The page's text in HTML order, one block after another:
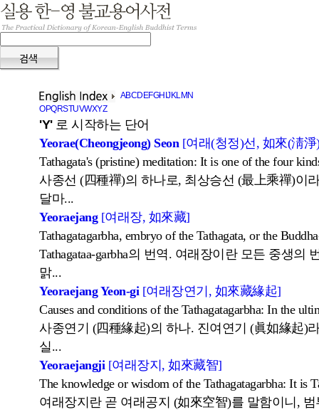
ABCD EFGH IJKLM N
OPQRSTUVWXYZ
'Y'로 시작하는 단어
Yeorae(Cheongjeong) Seon [여래(청정)선, 如來(淸
Tathagata's (pristine) meditation: It is one of the four
사종선 (四種禪)의 하나로, 최상승선 (最上乘禪)이
달마...
Yeoraejang[여래장, 如來藏]
Tathagatagarbha, embryo of the Tathagata, or the
Tathagataa-garbha의 번역. 여래장이란 모든 중생의
맑...
Yeoraejang Yeon-gi [여래장연기, 如來藏緣起]
Causes and conditions of the Tathagatagarbha: In the
사종연기 (四種緣起)의 하나. 진여연기 (眞如緣起)
실...
Yeoraejangji [여래장지, 如來藏智]
The knowledge or wisdom of the Tathagatagarbha: It is
여래장지란 곧 여래공지 (如來空智)를 말함이니,